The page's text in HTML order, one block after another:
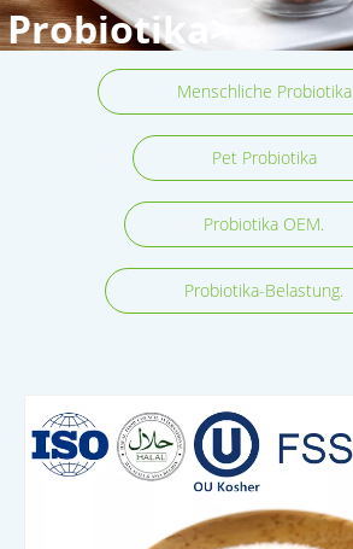
Probiotika>
Menschliche Probiotika
Pet Probiotika
Probiotika OEM.
Probiotika-Belastung.